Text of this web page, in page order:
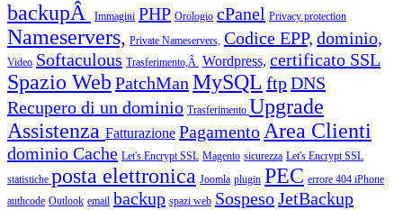
backupÂ Immagini PHP Orologio cPanel Privacy protection
Nameservers, Private Nameservers, Codice EPP, dominio,
Video Softaculous Trasferimento,Â Wordpress, certificato SSL
Spazio Web PatchMan MySQL ftpDNS
Recupero di un dominio Trasferimento Upgrade
Assistenza Fatturazione Pagamento Area Clienti
dominio Cache Let's Encrypt SSL Magento sicurezza Let's Encrypt SSL
statistiche posta elettronica Joomla plugin PEC errore 404 iPhone
authcode Outlook email backup spazi web SospesoJetBackup